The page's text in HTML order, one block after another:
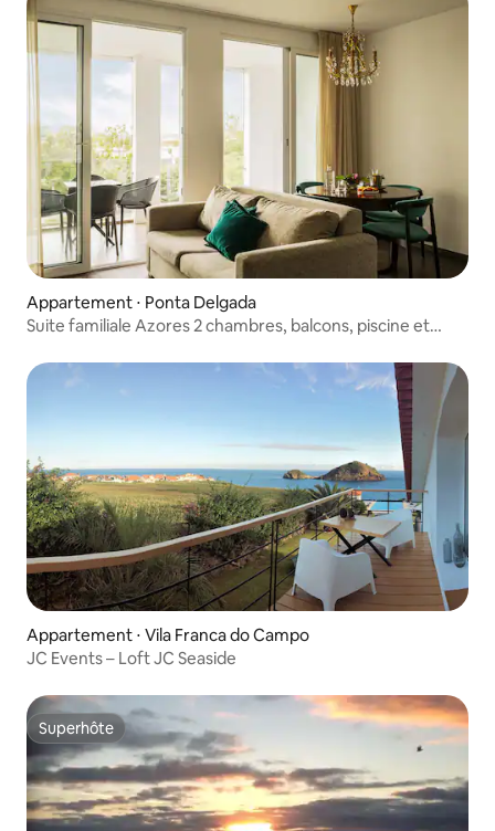
Appartement ⋅ Ponta Delgada
Suite familiale Azores 2 chambres, balcons, piscine et
Appartement ⋅ Vila Franca do Campo
JC Events – Loft JC Seaside
Superhôte
Superhôte